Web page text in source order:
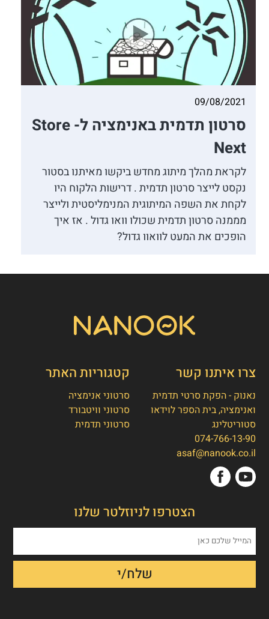
09/08/2021
סרטון תדמית באנימציה ל- Store
Next
לקראת מהלך מיתוג מחדש ביקשו מאיתנו בסטור
נקסט לייצר סרטון תדמית . דרישות הלקוח היו
לקחת את השפה המיתוגית המנימליסטית ולייצר
מממנה סרטון תדמית שכולו וואו גדול . אז איך
הופכים את המעט לוואוו גדול?
צרו איתנו קשר
נאנוק - הפקת סרטי תדמית
ואנימציה, בית הספר לוידאו
סטוריטלינג
074-766-13-90
asaf@nanook.co.il
קטגוריות האתר
סרטוני אנימציה
סרטוני וויטבורד
סרטוני תדמית
הצטרפו לניוזלטר שלנו
לאתר שלנו!
איך אפשר לעזור לכם היום?
1. הפקת סרט תדמית/אנימציה
2. הטוסטר חבילת סרטוני טסטמוניאלס -